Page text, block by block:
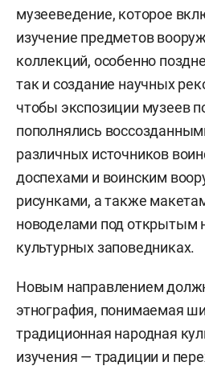
музееведение, которое
изучение предметов
коллекций, особенно
так и создание научных
чтобы экспозиции музеев
пополнялись
различных источников
доспехами и воинским
рисунками, а также
новоделами под открытым
культурных заповедниках.
Новым направлением
этнография, понимаемая
традиционная народная
изучения — традиции и